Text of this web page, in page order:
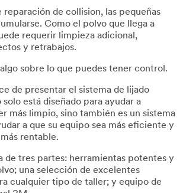
reparación de collision, las pequeñas
Como el polvo que llega a
requerir limpieza adicional,
y retrabajos.
sobre lo que puedes tener control.
de presentar el sistema de lijado
está diseñado para ayudar a
más limpio, sino también es un sistema
a que su equipo sea más eficiente y
rentable.
de tres partes: herramientas potentes y
una selección de excelentes
cualquier tipo de taller; y equipo de